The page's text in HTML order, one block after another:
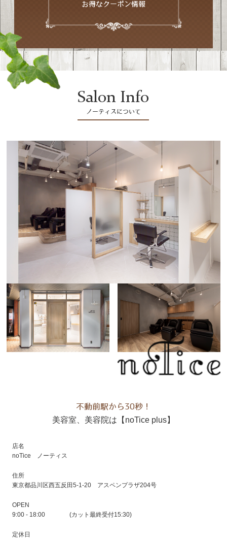
お得なクーポン情報
Salon Info
ノーティスについて
不動前駅から30秒！
美容室、美容院は【noTice plus】
店名
noTice ノーティス
住所
東京都品川区西五反田5-1-20 アスペンプラザ204号
OPEN
9:00 - 18:00 (カット最終受付15:30)
定休日